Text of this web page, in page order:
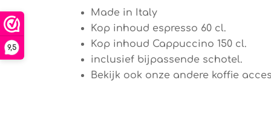
9,5
Made in Italy
Kop inhoud espresso 60 cl.
Kop inhoud Cappuccino 150 cl.
inclusief bijpassende schotel.
Bekijk ook onze andere koffie